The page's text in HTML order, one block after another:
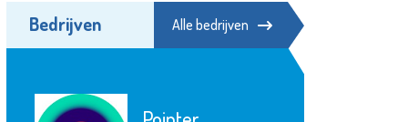
Bedrijven Alle bedrijven